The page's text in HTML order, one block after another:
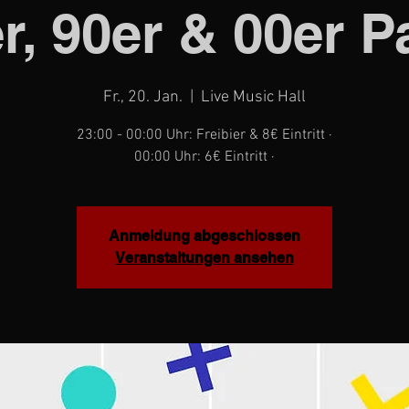
90er & 00er
Fr., 20. Jan. Live Music Hall
23:00 - 00:00 Uhr: Freibier & 8€ Eintritt ·
00:00 Uhr: 6€ Eintritt ·
Anmeldung abgeschlossen
Veranstaltungen ansehen